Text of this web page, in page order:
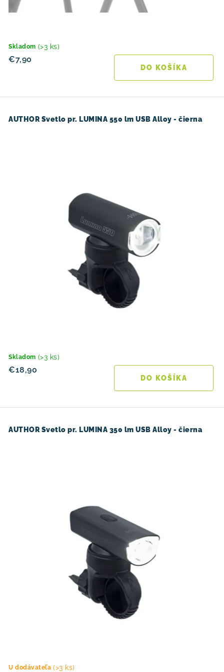
Skladom (>3 ks)
€7,90
DO KOŠÍKA
AUTHOR Svetlo pr. LUMINA 550 lm USB Alloy - čierna
Skladom (>3 ks)
€18,90
DO KOŠÍKA
AUTHOR Svetlo pr. LUMINA 350 lm USB Alloy - čierna
U dodávateľa (>3 ks)